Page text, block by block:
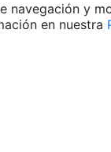
navegación y
en nuestra